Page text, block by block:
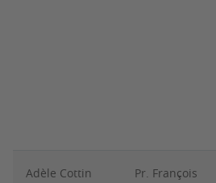
Adèle Cottin
Pr. François